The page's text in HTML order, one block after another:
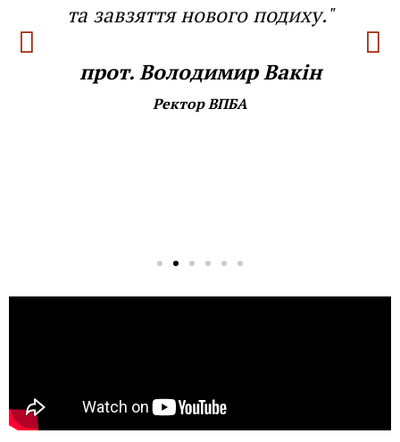
та завзяття нового подиху."
прот. Володимир Вакін
Ректор ВПБА